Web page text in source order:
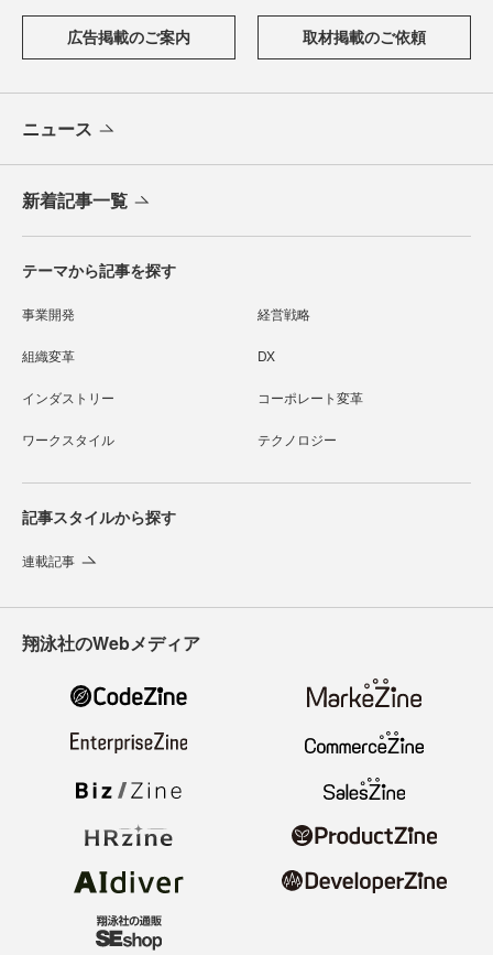
広告掲載のご案内 取材掲載のご依頼
ニュース
新着記事一覧
テーマから記事を探す
事業開発 経営戦略
組織変革 DX
インダストリー コーポレート変革
ワークスタイル テクノロジー
記事スタイルから探す
連載記事
翔泳社のWebメディア